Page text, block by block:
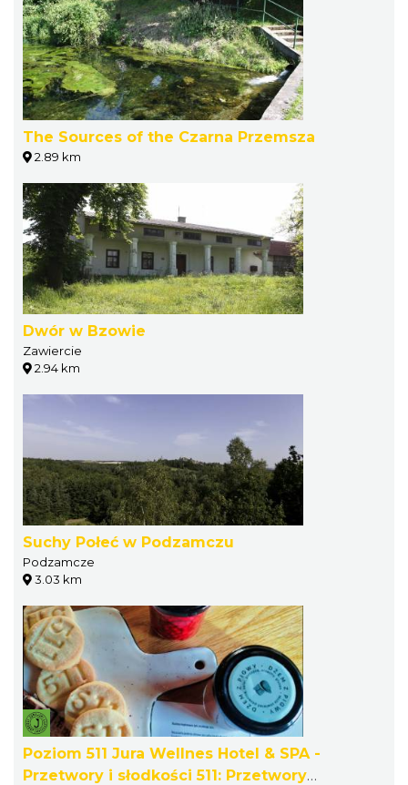
The Sources of the Czarna Przemsza
2.89 km
Dwór w Bzowie
Zawiercie
2.94 km
Suchy Połeć w Podzamczu
Podzamcze
3.03 km
Poziom 511 Jura Wellnes Hotel & SPA -
Przetwory i słodkości 511: Przetwory